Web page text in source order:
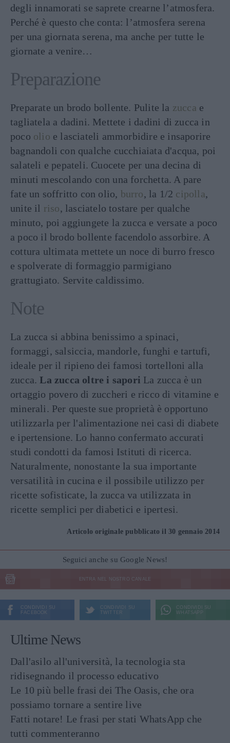
degli innamorati se saprete crearne l’atmosfera.
Perché è questo che conta: l’atmosfera serena
per una giornata serena, ma anche per tutte le
giornate a venire…
Preparazione
Preparate un brodo bollente. Pulite la zucca e
tagliatela a dadini. Mettete i dadini di zucca in
poco olio e lasciateli ammorbidire e insaporire
bagnandoli con qualche cucchiaiata d'acqua, poi
salateli e pepateli. Cuocete per una decina di
minuti mescolando con una forchetta. A pare
fate un soffritto con olio, burro, la 1/2 cipolla,
unite il riso, lasciatelo tostare per qualche
minuto, poi aggiungete la zucca e versate a poco
a poco il brodo bollente facendolo assorbire. A
cottura ultimata mettete un noce di burro fresco
e spolverate di formaggio parmigiano
grattugiato. Servite caldissimo.
Note
La zucca si abbina benissimo a spinaci,
formaggi, salsiccia, mandorle, funghi e tartufi,
ideale per il ripieno dei famosi tortelloni alla
zucca.La zucca oltre i sapori La zucca è un
ortaggio povero di zuccheri e ricco di vitamine e
minerali. Per queste sue proprietà è opportuno
utilizzarla per l'alimentazione nei casi di diabete
e ipertensione. Lo hanno confermato accurati
studi condotti da famosi Istituti di ricerca.
Naturalmente, nonostante la sua importante
versatilità in cucina e il possibile utilizzo per
ricette sofisticate, la zucca va utilizzata in
ricette semplici per diabetici e ipertesi.
Articolo originale pubblicato il 30 gennaio 2014
Seguici anche su Google News!
ENTRA NEL NOSTRO CANALE
CONDIVIDI SU
FACEBOOK
CONDIVIDI SU
TWITTER
CONDIVIDI SU
WHATSAPP
Ultime News
Dall'asilo all'università, la tecnologia sta
ridisegnando il processo educativo
Le 10 più belle frasi dei The Oasis, che ora
possiamo tornare a sentire live
Fatti notare! Le frasi per stati WhatsApp che
tutti commenteranno